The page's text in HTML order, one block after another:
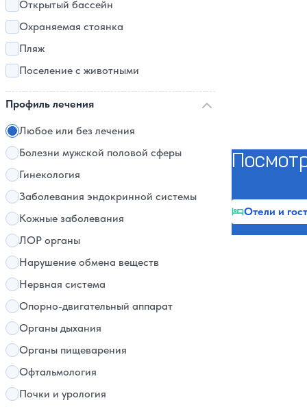
Открытый бассейн
Охраняемая стоянка
Пляж
Поселение с животными
Профиль лечения
Любое или без лечения
Болезни мужской половой сферы
Гинекология
Заболевания эндокринной системы
Кожные заболевания
ЛОР органы
Нарушение обмена веществ
Нервная система
Опорно-двигательный аппарат
Органы дыхания
Органы пищеварения
Офтальмология
Почки и урология
Отели и